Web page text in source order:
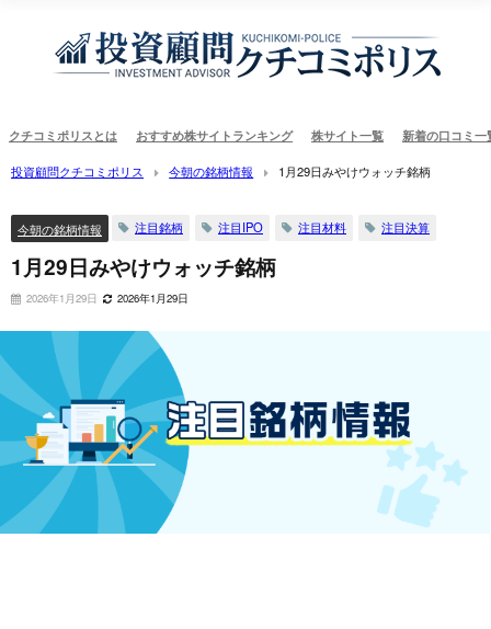
クチコミポリスとは おすすめ株サイトランキング 株サイト一覧 新着の口コミ一
投資顧問クチコミポリス 今朝の銘柄情報 1月29日みやけウォッチ銘柄
今朝の銘柄情報 注目銘柄 注目IPO 注目材料 注目決算
1月29日みやけウォッチ銘柄
2026年1月29日 2026年1月29日